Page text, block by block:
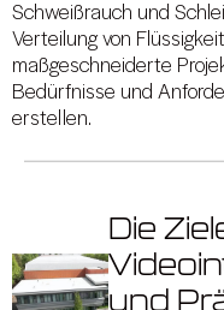
Schweißrauch und
Verteilung von
maßgeschneiderte
Bedürfnisse und
erstellen.
Die
und